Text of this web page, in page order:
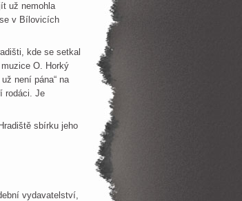
už nemohla
v Bílovicích
kde se setkal
O. Horký
není pána“ na
rodáci. Je
sbírku jeho
vydavatelství,